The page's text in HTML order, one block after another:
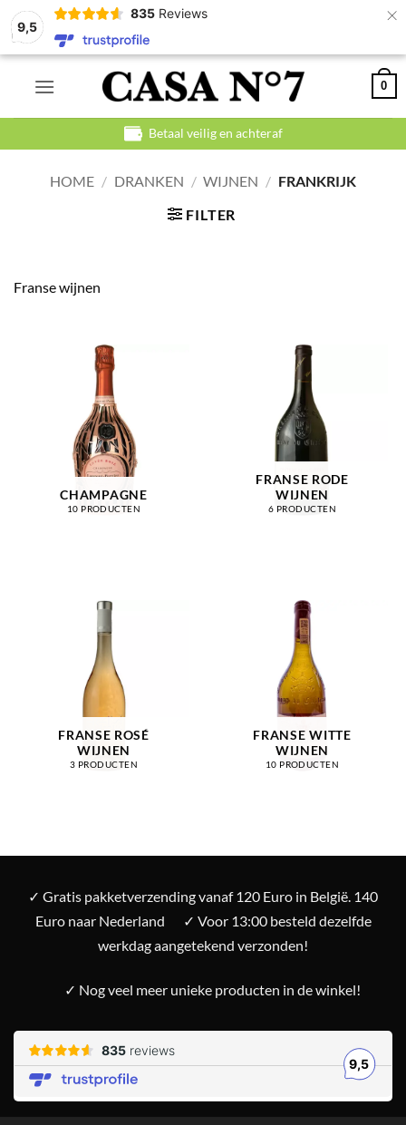
9,5
835 Reviews ×
Ga
0
Betaal veilig en achteraf
HOME / DRANKEN / WIJNEN / FRANKRIJK
FILTER
Franse wijnen
CHAMPAGNE
10 PRODUCTEN
FRANSE RODE
WIJNEN
6 PRODUCTEN
FRANSE ROSÉ
WIJNEN
3 PRODUCTEN
FRANSE WITTE
WIJNEN
10 PRODUCTEN
✓ Gratis pakketverzending vanaf 120 Euro in België. 140
Euro naar Nederland
✓ Voor 13:00 besteld dezelfde
werkdag aangetekend verzonden!
✓ Nog veel meer unieke producten in de winkel!